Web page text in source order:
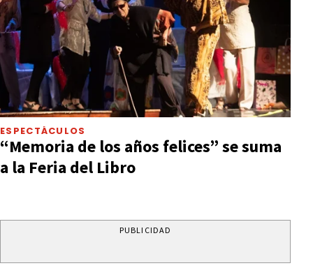
ESPECTÁCULOS
“Memoria de los años felices” se suma
a la Feria del Libro
PUBLICIDAD